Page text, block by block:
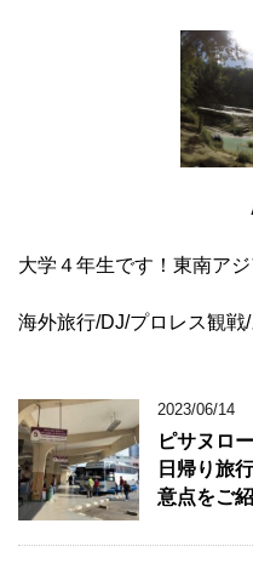
大学４年生です！東南アジ
海外旅行/DJ/プロレス観戦
2023/06/14
ピサヌロ
日帰り旅
意点をご